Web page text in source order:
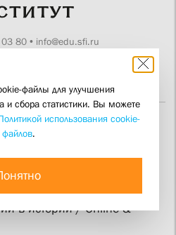
80• info@edu.sfi.ru
истории?
приглашает обсудить с
Михаилом Катиным-
в истории / Online &
файлы для улучшения
и сбора статистики. Вы можете
использования cookie-
файлов.